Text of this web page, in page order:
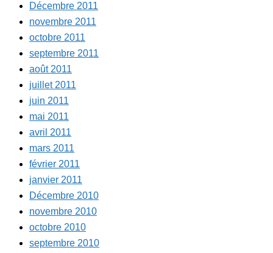
Décembre 2011
novembre 2011
octobre 2011
septembre 2011
août 2011
juillet 2011
juin 2011
mai 2011
avril 2011
mars 2011
février 2011
janvier 2011
Décembre 2010
novembre 2010
octobre 2010
septembre 2010